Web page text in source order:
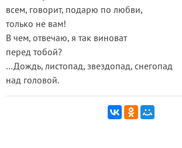
всем, говорит, подарю по любви,
только не вам!
В чем, отвечаю, я так виноват
перед тобой?
…Дождь, листопад, звездопад, снегопад
над головой.